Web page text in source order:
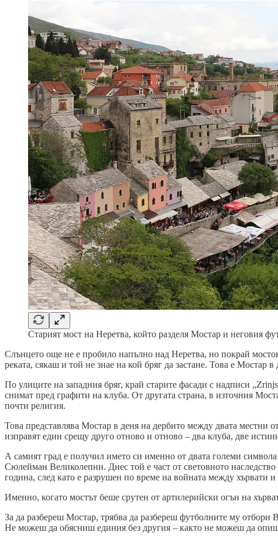
Старият мост на Неретва, който разделя Мостар и неговия
Слънцето още не е пробило напълно над Неретва, но покрай
реката, сякаш и той не знае на кой бряг да застане. Това е Мостар
По улиците на западния бряг, край старите фасади с надписи
снимат пред графити на клуба. От другата страна, в източния
почти религия.
Това представлява Мостар в деня на дербито между двата местни
изправят един срещу друго отново и отново – два клуба, две
А самият град е получил името си именно от двата големи
Сюлейман Великолепни. Днес той е част от световното
година, след като е разрушен по време на войната между хървати
Именно, когато мостът беше срутен от артилерийски огън на
За да разбереш Мостар, трябва да разбереш футболните му отбори
Не можеш да обясниш единия без другия – както не можеш да